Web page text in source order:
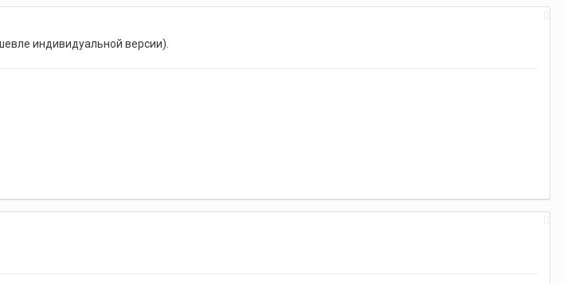
индивидуальной версии).